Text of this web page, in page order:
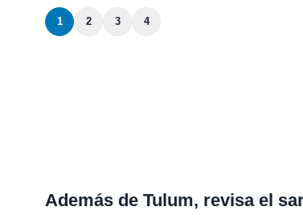
1 2 3 4
Además de Tulum, revisa el